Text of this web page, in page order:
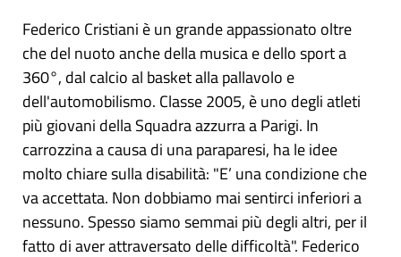
Federico Cristiani è un grande appassionato oltre
che del nuoto anche della musica e dello sport a
360°, dal calcio al basket alla pallavolo e
dell'automobilismo. Classe 2005, è uno degli atleti
più giovani della Squadra azzurra a Parigi. In
carrozzina a causa di una paraparesi, ha le idee
molto chiare sulla disabilità: "E’ una condizione che
va accettata. Non dobbiamo mai sentirci inferiori a
nessuno. Spesso siamo semmai più degli altri, per il
fatto di aver attraversato delle difficoltà". Federico